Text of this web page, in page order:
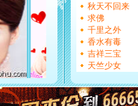
[元旦]
如果上天让我许
起；二是再生再世和
离。水晶之恋祝你新年
[元旦]
当我狠下心扭头
泣，这痛楚让我明白
卖了。水晶之恋祝你
[春节]
颜！冬去春来似水如
道一声平安！新年吉祥
秋天不回来
求佛
千里之外
香水有毒
吉祥三宝
天竺少女